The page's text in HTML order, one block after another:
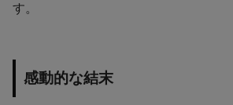
す。
感動的な結末